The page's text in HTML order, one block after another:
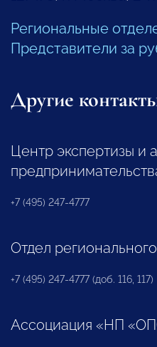
Региональные
Представители за
Другие
Центр экспертизы и
+7 (495) 247-4777
Отдел
+7 (495) 247-4777 (доб. 116, 117)
Ассоциация «НП